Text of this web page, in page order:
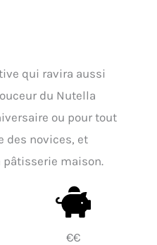
qui ravira aussi
du Nutella
ou pour tout
des novices, et
pâtisserie maison.
€€